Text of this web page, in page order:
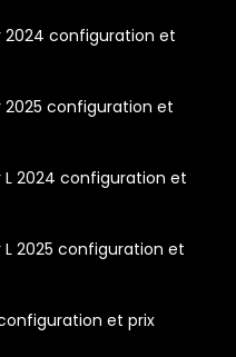
2024 configuration et
2025 configuration et
2024 configuration et
2025 configuration et
et prix